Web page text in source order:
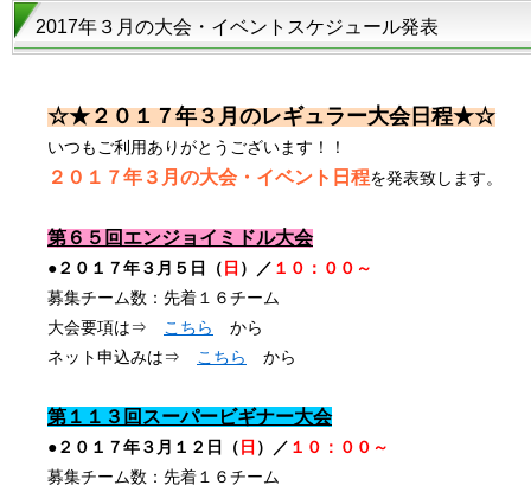
2017年３月の大会・イベントスケジュール発表
☆★２０１７年３月のレギュラー大会日程★☆
いつもご利用ありがとうございます！！
２０１７年３ 月の大会・イベント日程を発表致します。
第６５回エンジョイミドル大会
●２０１７年３月５日（ 日 ）／ １０：００～
募集チーム数：先着１６チーム
大会要項は⇒
こちら
から
ネット申込みは⇒
こちら から
第１１３ 回スーパービギナー大会
●２０１７年３月１２日（ 日 ）／ １０：００～
募集チーム数：先着１６チーム